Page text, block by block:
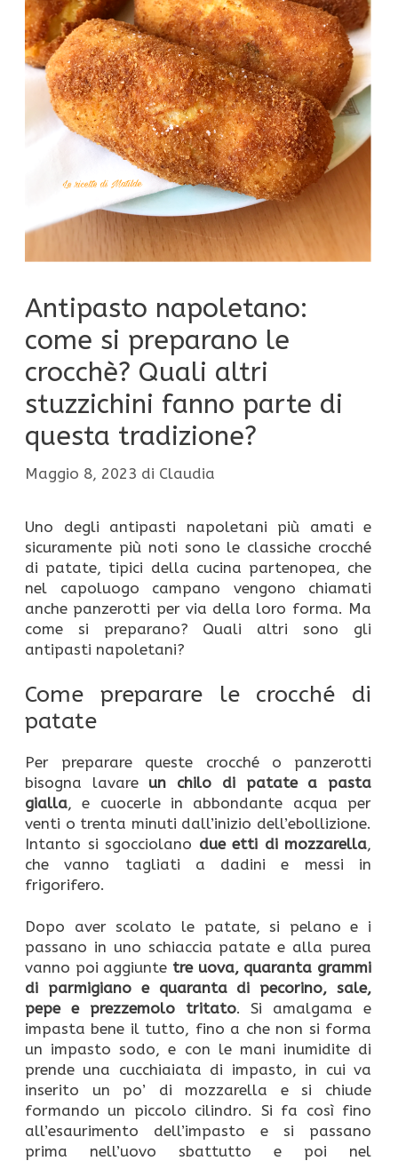
Antipasto napoletano:
come si preparano le
crocchè? Quali altri
stuzzichini fanno parte di
questa tradizione?
Maggio 8, 2023 di Claudia
Uno degli antipasti napoletani più amati e
sicuramente più noti sono le classiche crocché
di patate, tipici della cucina partenopea, che
nel capoluogo campano vengono chiamati
anche panzerotti per via della loro forma. Ma
come si preparano? Quali altri sono gli
antipasti napoletani?
Come preparare le crocché di
patate
Per preparare queste crocché o panzerotti
bisogna lavare un chilo di patate a pasta
gialla, e cuocerle in abbondante acqua per
venti o trenta minuti dall’inizio dell’ebollizione.
Intanto si sgocciolano due etti di mozzarella,
che vanno tagliati a dadini e messi in
frigorifero.
Dopo aver scolato le patate, si pelano e i
passano in uno schiaccia patate e alla purea
vanno poi aggiunte tre uova, quaranta grammi
di parmigiano e quaranta di pecorino, sale,
pepe e prezzemolo tritato. Si amalgama e
impasta bene il tutto, fino a che non si forma
un impasto sodo, e con le mani inumidite di
prende una cucchiaiata di impasto, in cui va
inserito un po’ di mozzarella e si chiude
formando un piccolo cilindro. Si fa così fino
all’esaurimento dell’impasto e si passano
prima nell’uovo sbattutto e poi nel